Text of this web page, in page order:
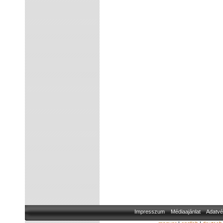
Impresszum Médiaajánlat